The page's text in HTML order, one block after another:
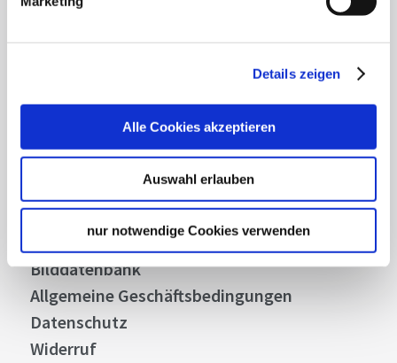
Details zeigen
Alle Cookies akzeptieren
Auswahl erlauben
nur notwendige Cookies verwenden
Abonnieren
Stellenangebote
Business
Stuttgart Convention Bureau
Bilddatenbank
Allgemeine Geschäftsbedingungen
Datenschutz
Widerruf